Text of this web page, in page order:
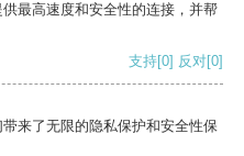
最高速度和安全性的连接，并帮
支持[0] 反对[0]
来了无限的隐私保护和安全性保